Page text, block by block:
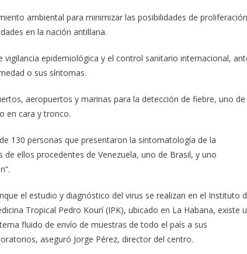
ambiental para minimizar las posibilidades de
en la nación antillana.
epidemiológica y el control sanitario internacional,
o sus síntomas.
aeropuertos y marinas para la detección de fiebre, uno de
en cara y tronco.
130 personas que presentaron la sintomatología de la
ellos procedentes de Venezuela, uno de Brasil, y uno
el estudio y diagnóstico del virus se realizan en el Instituto
Tropical Pedro Kourí (IPK), ubicado en La Habana, existe
fluido de envío de muestras de todo el país a sus
aseguró Jorge Pérez, director del centro.